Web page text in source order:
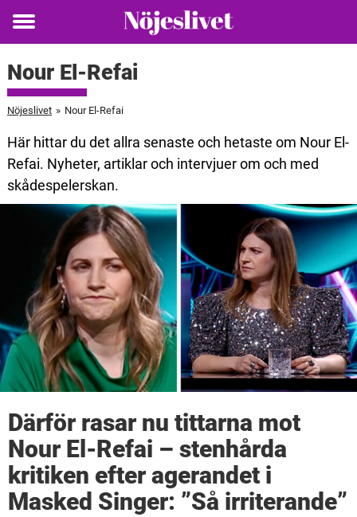
Toggle
Nour El-Refai
Nöjeslivet » Nour El-Refai
Här hittar du det allra senaste och hetaste om Nour El-
Refai. Nyheter, artiklar och intervjuer om och med
skådespelerskan.
Därför rasar nu tittarna mot
Nour El-Refai – stenhårda
kritiken efter agerandet i
Masked Singer: ”Så irriterande”